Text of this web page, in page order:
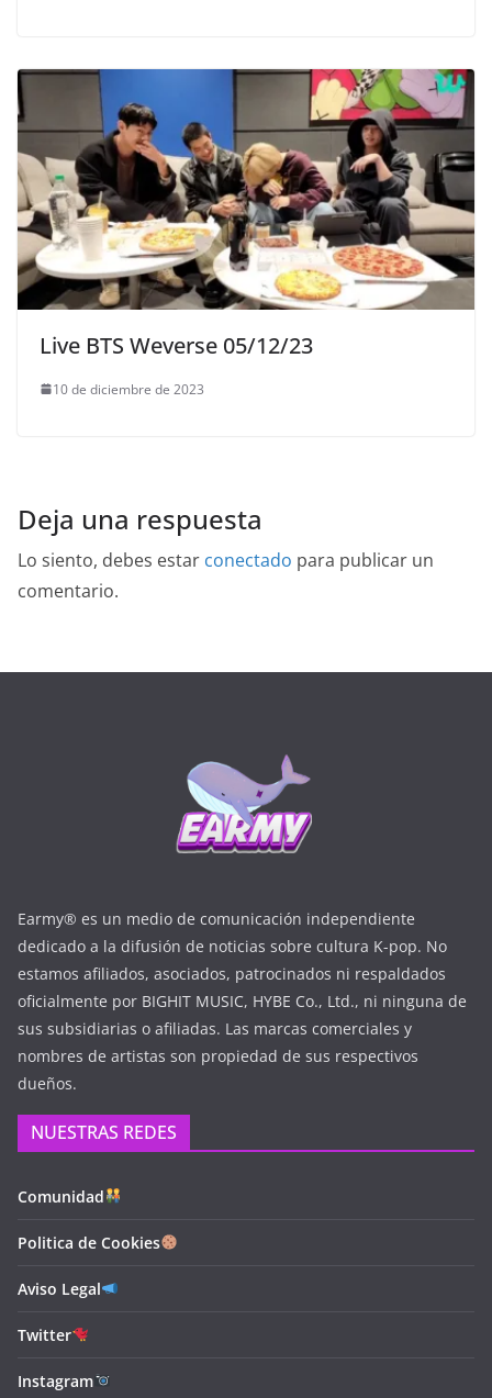
Live BTS Weverse 05/12/23
10 de diciembre de 2023
Deja una respuesta
Lo siento, debes estar conectado para publicar un
comentario.
Earmy® es un medio de comunicación independiente
dedicado a la difusión de noticias sobre cultura K-pop. No
estamos afiliados, asociados, patrocinados ni respaldados
oficialmente por BIGHIT MUSIC, HYBE Co., Ltd., ni ninguna de
sus subsidiarias o afiliadas. Las marcas comerciales y
nombres de artistas son propiedad de sus respectivos
dueños.
NUESTRAS REDES
Comunidad
Politica de Cookies
Aviso Legal
Twitter
Instagram